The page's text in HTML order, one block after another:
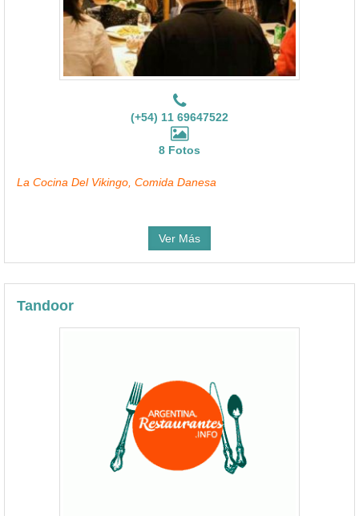
(+54) 11 69647522
8 Fotos
La Cocina Del Vikingo, Comida Danesa
Ver Más
Tandoor